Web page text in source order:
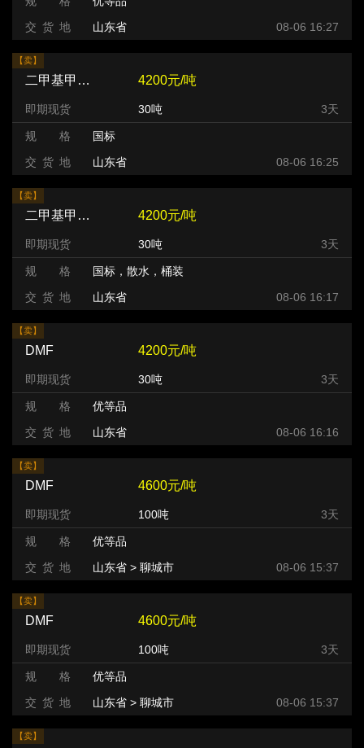
交 货 地
山东省 08-06 16:27
【卖】
二甲基甲酰胺（DMF） 4200元/吨
即期现货 30吨 3天
规 格
国标
交 货 地
山东省 08-06 16:25
【卖】
二甲基甲酰胺（DMF） 4200元/吨
即期现货 30吨 3天
规 格
国标，散水，桶装
交 货 地
山东省 08-06 16:17
【卖】
DMF 4200元/吨
即期现货 30吨 3天
规 格
优等品
交 货 地
山东省 08-06 16:16
【卖】
DMF 4600元/吨
即期现货 100吨 3天
规 格
优等品
交 货 地
山东省 > 聊城市 08-06 15:37
【卖】
DMF 4600元/吨
即期现货 100吨 3天
规 格
优等品
交 货 地
山东省 > 聊城市 08-06 15:37
【卖】